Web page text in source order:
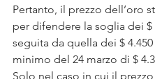
Pertanto, il prezzo dell’oro
per difendere la soglia dei $
seguita da quella dei $
minimo del 24 marzo di $
Solo nel caso in cui il